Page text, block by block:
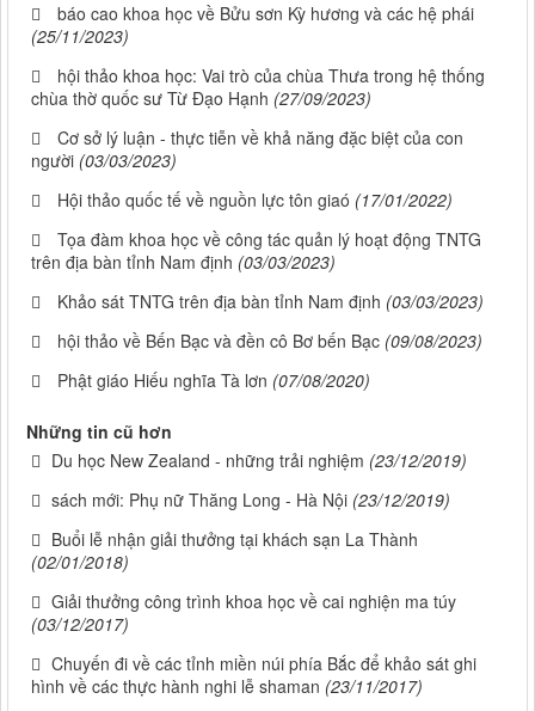
báo cao khoa học về Bửu sơn Kỳ hương và các hệ phái
(25/11/2023)
hội thảo khoa học: Vai trò của chùa Thưa trong hệ thống
chùa thờ quốc sư Từ Đạo Hạnh (27/09/2023)
Cơ sở lý luận - thực tiễn về khả năng đặc biệt của con
người (03/03/2023)
Hội thảo quốc tế về nguồn lực tôn giaó (17/01/2022)
Tọa đàm khoa học về công tác quản lý hoạt động TNTG
trên địa bàn tỉnh Nam định (03/03/2023)
Khảo sát TNTG trên địa bàn tỉnh Nam định (03/03/2023)
hội thảo về Bến Bạc và đền cô Bơ bến Bạc (09/08/2023)
Phật giáo Hiếu nghĩa Tà lơn (07/08/2020)
Những tin cũ hơn
Du học New Zealand - những trải nghiệm (23/12/2019)
sách mới: Phụ nữ Thăng Long - Hà Nội (23/12/2019)
Buổi lễ nhận giải thưởng tại khách sạn La Thành
(02/01/2018)
Giải thưởng công trình khoa học về cai nghiện ma túy
(03/12/2017)
Chuyến đi về các tỉnh miền núi phía Bắc để khảo sát ghi
hình về các thực hành nghi lễ shaman (23/11/2017)